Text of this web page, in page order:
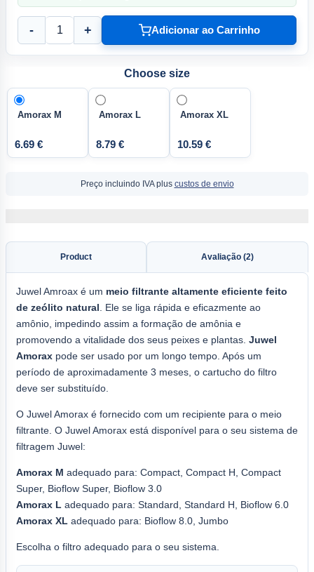
- + Adicionar ao Carrinho
Choose size
Amorax M
6.69 €
Amorax L
8.79 €
Amorax XL
10.59 €
Preço incluindo IVA plus custos de envio
Product Avaliação (2)
Juwel Amroax é um meio filtrante altamente eficiente feito
de zeólito natural . Ele se liga rápida e eficazmente ao
amônio, impedindo assim a formação de amônia e
promovendo a vitalidade dos seus peixes e plantas. Juwel
Amorax pode ser usado por um longo tempo. Após um
período de aproximadamente 3 meses, o cartucho do filtro
deve ser substituído.
O Juwel Amorax é fornecido com um recipiente para o meio
filtrante. O Juwel Amorax está disponível para o seu sistema de
filtragem Juwel:
Amorax M adequado para: Compact, Compact H, Compact
Super, Bioflow Super, Bioflow 3.0
Amorax L adequado para: Standard, Standard H, Bioflow 6.0
Amorax XL adequado para: Bioflow 8.0, Jumbo
Escolha o filtro adequado para o seu sistema.